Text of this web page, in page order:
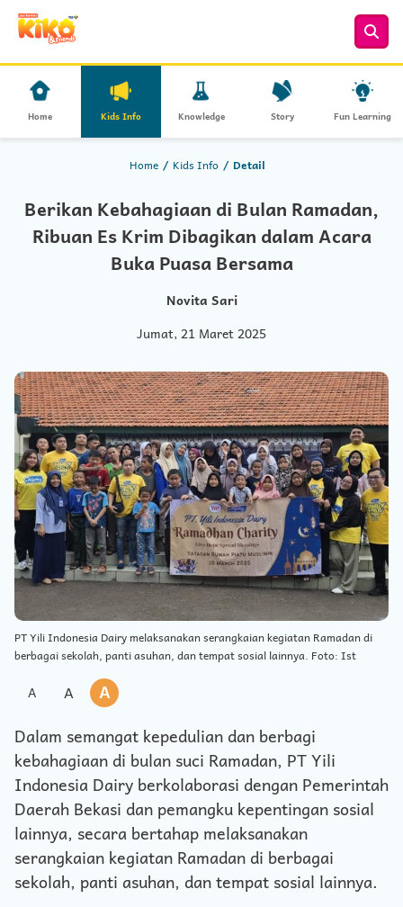
Home Kids Info Knowledge Story Fun Learning
Home Kids Info Detail
Berikan Kebahagiaan di Bulan Ramadan,
Ribuan Es Krim Dibagikan dalam Acara
Buka Puasa Bersama
Novita Sari
Jumat, 21 Maret 2025
PT Yili Indonesia Dairy melaksanakan serangkaian kegiatan Ramadan di
berbagai sekolah, panti asuhan, dan tempat sosial lainnya. Foto: Ist
A A
A
Dalam semangat kepedulian dan berbagi
kebahagiaan di bulan suci Ramadan, PT Yili
Indonesia Dairy berkolaborasi dengan Pemerintah
Daerah Bekasi dan pemangku kepentingan sosial
lainnya, secara bertahap melaksanakan
serangkaian kegiatan Ramadan di berbagai
sekolah, panti asuhan, dan tempat sosial lainnya.